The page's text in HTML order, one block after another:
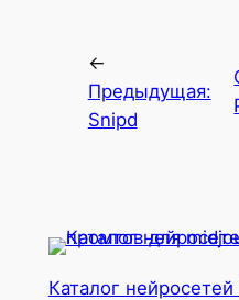
←
Предыдущая:
Snipd
Каталог